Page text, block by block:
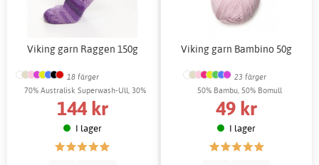
Viking garn Raggen 150g
18 färger
70% Australisk Superwash-Ull, 30%
Nylon
144 kr
I lager
Viking garn Bambino 50g
23 färger
50% Bambu, 50% Bomull
49 kr
I lager